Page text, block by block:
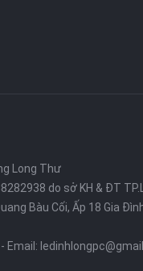
Long Thư
do sở KH & ĐT
Bàu Cối, Ấp 18 Gia
- Email: